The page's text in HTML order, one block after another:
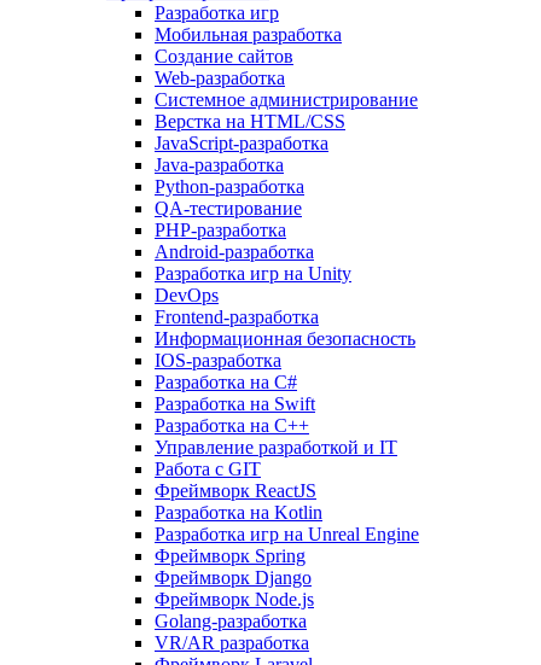
Разработка игр
Мобильная разработка
Создание сайтов
Web-разработка
Системное администрирование
Верстка на HTML/CSS
JavaScript-разработка
Java-разработка
Python-разработка
QA-тестирование
PHP-разработка
Android-разработка
Разработка игр на Unity
DevOps
Frontend-разработка
Информационная безопасность
IOS-разработка
Разработка на C#
Разработка на Swift
Разработка на C++
Управление разработкой и IT
Работа с GIT
Фреймворк ReactJS
Разработка на Kotlin
Разработка игр на Unreal Engine
Фреймворк Spring
Фреймворк Django
Фреймворк Node.js
Golang-разработка
VR/AR разработка